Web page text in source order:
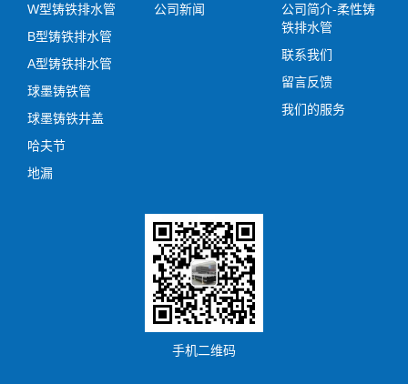
W型铸铁排水管
B型铸铁排水管
A型铸铁排水管
球墨铸铁管
球墨铸铁井盖
哈夫节
地漏
公司新闻
公司简介-柔性铸
铁排水管
联系我们
留言反馈
我们的服务
手机二维码